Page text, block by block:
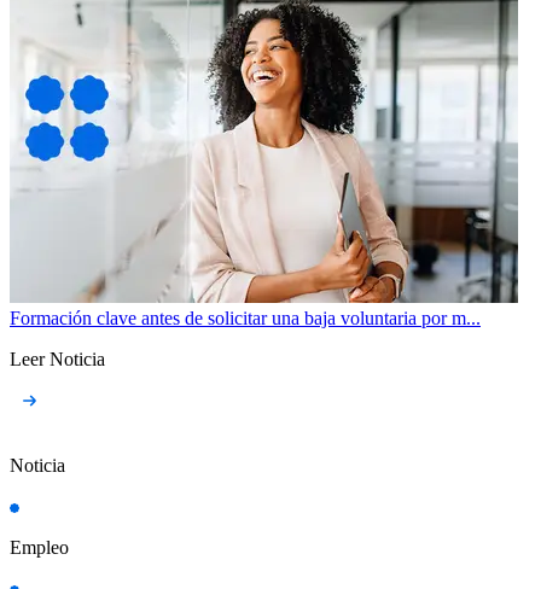
Formación clave antes de solicitar una baja voluntaria por m...
Leer Noticia
Noticia
Empleo